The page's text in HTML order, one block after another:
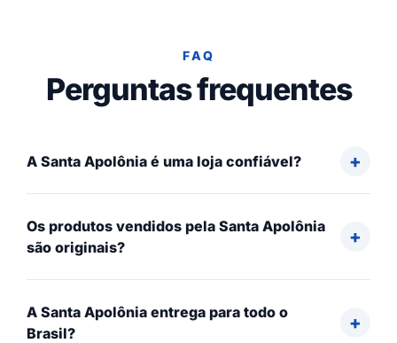
FAQ
Perguntas frequentes
A Santa Apolônia é uma loja confiável?
Os produtos vendidos pela Santa Apolônia
são originais?
A Santa Apolônia entrega para todo o
Brasil?